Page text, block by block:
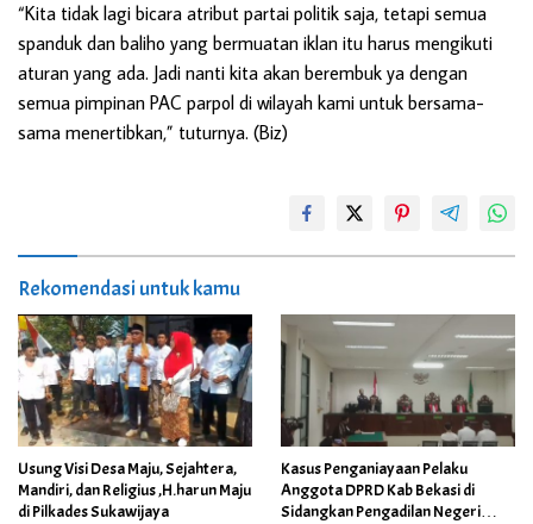
“Kita tidak lagi bicara atribut partai politik saja, tetapi semua
spanduk dan baliho yang bermuatan iklan itu harus mengikuti
aturan yang ada. Jadi nanti kita akan berembuk ya dengan
semua pimpinan PAC parpol di wilayah kami untuk bersama-
sama menertibkan,” tuturnya. (Biz)
Rekomendasi untuk kamu
Usung Visi Desa Maju, Sejahtera,
Mandiri, dan Religius ,H.harun Maju
di Pilkades Sukawijaya
Kasus Penganiayaan Pelaku
Anggota DPRD Kab Bekasi di
Sidangkan Pengadilan Negeri